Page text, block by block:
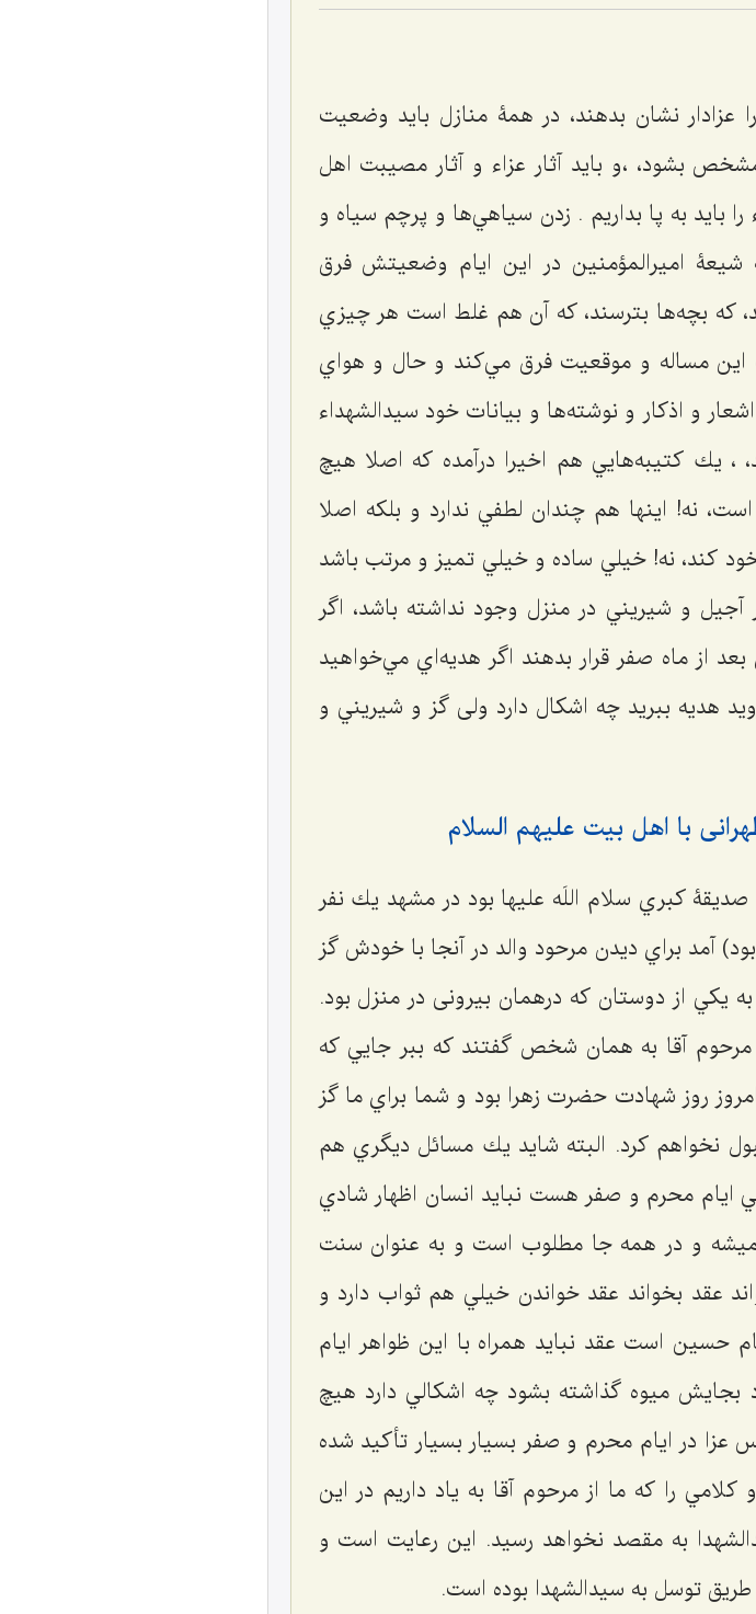
نشان بدهند، در همۀ منازل بايد وضعيت
بشود، ،و باید آثار عزاء و آثار مصيبت اهل
به پا بداريم . زدن سياهي‌ها و پرچم سياه و
شيعۀ اميرالمؤمنين در اين ايام وضعيتش فرق
كه بچه‌ها بترسند، که آن هم غلط است هر چيزي
این مساله و موقعیت فرق مي‌كند و حال و هواي
و اذكار و نوشته‌ها و بیانات خود سيدالشهداء
، يك كتيبه‌هایي هم اخيرا درآمده كه اصلا هيچ
نه! اينها هم چندان لطفي ندارد و بلكه اصلا
كند، نه! خيلي ساده و خيلي تميز و مرتب باشد
و شيريني در منزل وجود نداشته باشد، اگر
بعد از ماه صفر قرار بدهند اگر هديه‌اي مي‌خواهيد
هديه ببريد چه اشكال دارد ولی گز و شيريني و
با اهل بیت علیهم السلام
كبري سلام اللَه علیها بود در مشهد يك نفر
بود) آمد براي ديدن مرحود والد در آنجا با خودش گز
يكي از دوستان كه درهمان بیرونی در منزل بود.
مرحوم آقا به همان شخص گفتند كه ببر جایي كه
روز شهادت حضرت زهرا بود و شما براي ما گز
نخواهم كرد. البته شايد يك مسائل ديگري هم
ايام محرم و صفر هست نبايد انسان اظهار شادي
و در همه جا مطلوب است و به عنوان سنت
عقد بخواند عقد خواندن خيلي هم ثواب دارد و
است عقد نبايد همراه با اين ظواهر ايام
بجايش ميوه گذاشته بشود چه اشكالي دارد هيچ
در ايام محرم و صفر بسيار بسيار تأكيد شده
را كه ما از مرحوم آقا به ياد داريم در اين
به مقصد نخواهد رسيد. اين رعايت است و
توسل به سيدالشهدا بوده است.